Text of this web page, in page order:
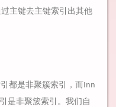
主键去主键索引出其他
都是非聚簇索引，而Inn
是非聚簇索引。我们自